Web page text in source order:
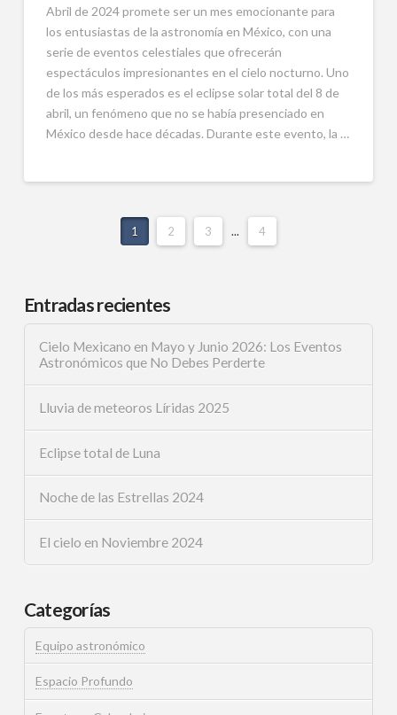
Abril de 2024 promete ser un mes emocionante para
los entusiastas de la astronomía en México, con una
serie de eventos celestiales que ofrecerán
espectáculos impresionantes en el cielo nocturno. Uno
de los más esperados es el eclipse solar total del 8 de
abril, un fenómeno que no se había presenciado en
México desde hace décadas. Durante este evento, la …
1 2 3 ... 4
Entradas recientes
Cielo Mexicano en Mayo y Junio 2026: Los Eventos
Astronómicos que No Debes Perderte
Lluvia de meteoros Líridas 2025
Eclipse total de Luna
Noche de las Estrellas 2024
El cielo en Noviembre 2024
Categorías
Equipo astronómico
Espacio Profundo